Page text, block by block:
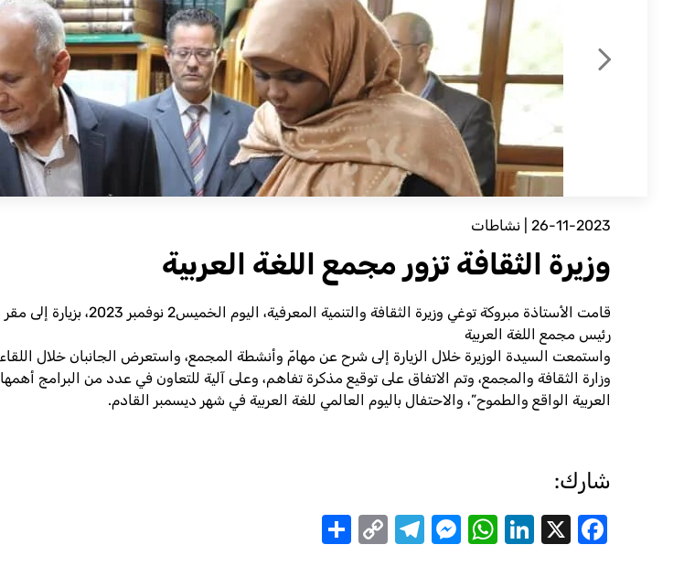
26-11-2023 نشاطات
وزيرة الثقافة تزور مجمع اللغة العربية
قامت الأستاذة مبروكة توغي
رئيس مجمع اللغة العربية
واستمعت السيدة الوزيرة خلال الزيارة إلى شرح عن مهامّ وأنشطة المجمع، واستعرض الجانبان خلال
وزارة الثقافة والمجمع، وتم الاتفاق على توقيع مذكرة تفاهم، وعلى آلية للتعاون في عدد من البرامج
العربية الواقع والطموح”، والاحتفال باليوم العالمي للغة العربية في شهر ديسمبر القادم.
شارك:
Facebook
X
LinkedIn
WhatsApp
Messenger
Telegram
Copy